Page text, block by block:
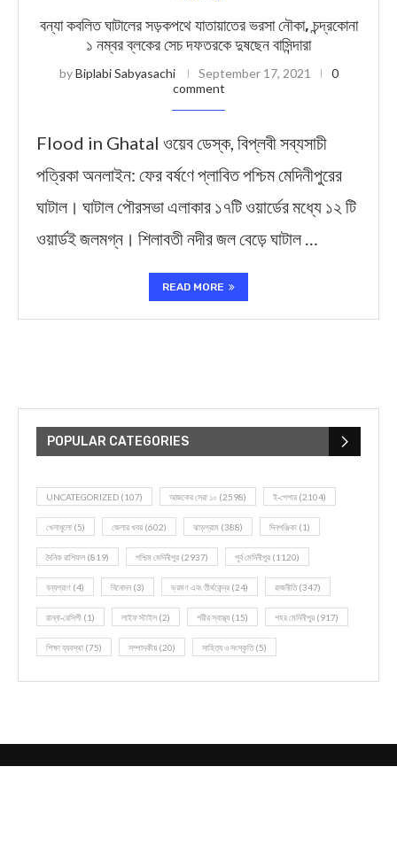
বন্যা কবলিত ঘাটালের সড়কপথে যাতায়াতের ভরসা নৌকা, চন্দ্রকোনা
১ নম্বর ব্লকের সেচ দফতরকে দুষছেন বাসিন্দারা
byBiplabi Sabyasachi September 17, 2021
0
comment
Flood in Ghatal ওয়েব ডেস্ক, বিপ্লবী সব্যসাচী
পত্রিকা অনলাইন: ফের বর্ষণে প্লাবিত পশ্চিম মেদিনীপুরের
ঘাটাল। ঘাটাল পৌরসভা এলাকার ১৭টি ওয়ার্ডের মধ্যে ১২ টি
ওয়ার্ডই জলমগ্ন। শিলাবতী নদীর জল বেড়ে ঘাটাল …
READ MORE
POPULAR CATEGORIES
UNCATEGORIZED (107) আজকের সেরা ১০ (2598) ই-পেপার (2104)
খেলাধূলো (5) জেলার খবর (602) ঝাড়গ্রাম (388) দিনপঞ্জিকা (1)
দৈনিক রাশিফল (819) পশ্চিম মেদিনীপুর (2937) পূর্ব মেদিনীপুর (1120)
বন্যপ্রাণ (4) বিনোদন(3) ভ্রমণ এবং তীর্থকেন্দ্র (24) রাজনীতি(347)
রান্না-রেসিপী (1) লাইফ স্টাইল (2) শরীর স্বাস্থ্য (15) শহর মেদিনীপুর (917)
শিক্ষা ব্যবস্থা (75) সম্পাদকীয় (20) সাহিত্য ও সংস্কৃতি(5)